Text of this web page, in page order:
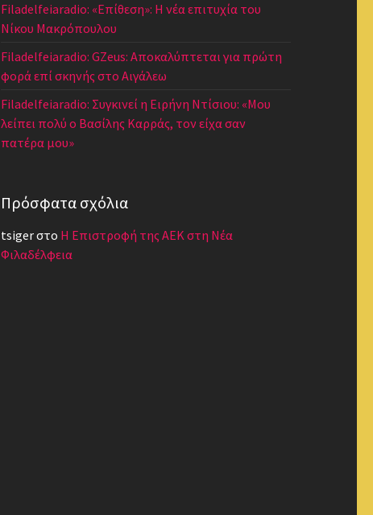
Filadelfeiaradio: «Επίθεση»: Η νέα επιτυχία του
Νίκου Μακρόπουλου
Filadelfeiaradio: GZeus: Αποκαλύπτεται για πρώτη
φορά επί σκηνής στο Αιγάλεω
Filadelfeiaradio: Συγκινεί η Ειρήνη Ντίσιου: «Μου
λείπει πολύ ο Βασίλης Καρράς, τον είχα σαν
πατέρα μου»
Πρόσφατα σχόλια
tsigerστο Η Επιστροφή της ΑΕΚ στη Νέα
Φιλαδέλφεια